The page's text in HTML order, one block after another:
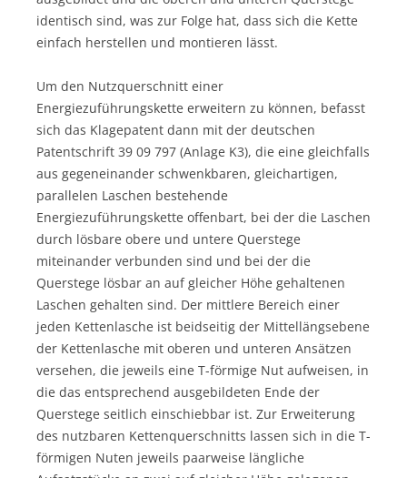
identisch sind, was zur Folge hat, dass sich die Kette
einfach herstellen und montieren lässt.
Um den Nutzquerschnitt einer
Energiezuführungskette erweitern zu können, befasst
sich das Klagepatent dann mit der deutschen
Patentschrift 39 09 797 (Anlage K3), die eine gleichfalls
aus gegeneinander schwenkbaren, gleichartigen,
parallelen Laschen bestehende
Energiezuführungskette offenbart, bei der die Laschen
durch lösbare obere und untere Querstege
miteinander verbunden sind und bei der die
Querstege lösbar an auf gleicher Höhe gehaltenen
Laschen gehalten sind. Der mittlere Bereich einer
jeden Kettenlasche ist beidseitig der Mittellängsebene
der Kettenlasche mit oberen und unteren Ansätzen
versehen, die jeweils eine T-förmige Nut aufweisen, in
die das entsprechend ausgebildeten Ende der
Querstege seitlich einschiebbar ist. Zur Erweiterung
des nutzbaren Kettenquerschnitts lassen sich in die T-
förmigen Nuten jeweils paarweise längliche